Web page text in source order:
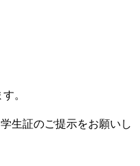
。
生証のご提示をお願いし